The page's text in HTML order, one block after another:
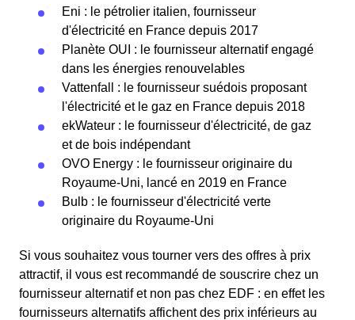
Eni : le pétrolier italien, fournisseur
d'électricité en France depuis 2017
Planète OUI : le fournisseur alternatif engagé
dans les énergies renouvelables
Vattenfall : le fournisseur suédois proposant
l'électricité et le gaz en France depuis 2018
ekWateur : le fournisseur d'électricité, de gaz
et de bois indépendant
OVO Energy : le fournisseur originaire du
Royaume-Uni, lancé en 2019 en France
Bulb : le fournisseur d'électricité verte
originaire du Royaume-Uni
Si vous souhaitez vous tourner vers des offres à prix
attractif, il vous est recommandé de souscrire chez un
fournisseur alternatif et non pas chez EDF : en effet les
fournisseurs alternatifs affichent des prix inférieurs au